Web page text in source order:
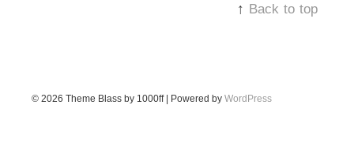
↑ Back to top
© 2026 Theme Blass by 1000ff | Powered by WordPress